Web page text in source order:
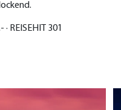
REISEHIT 301